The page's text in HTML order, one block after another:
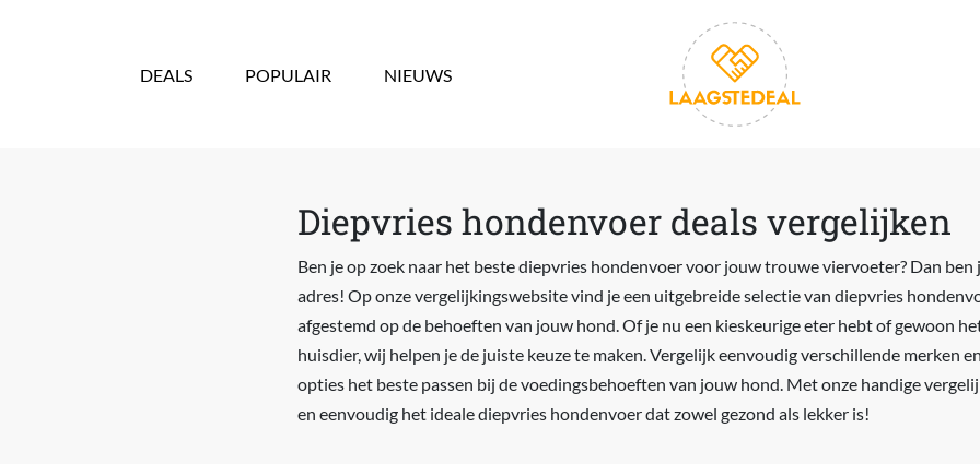
DEALS POPULAIR NIEUWS
Diepvries hondenvoer deals vergelijken
Ben je op zoek naar het beste diepvries hondenvoer voor jouw trouwe viervoeter? Dan ben
adres! Op onze vergelijkingswebsite vind je een uitgebreide selectie van diepvries
afgestemd op de behoeften van jouw hond. Of je nu een kieskeurige eter hebt of gewoon
huisdier, wij helpen je de juiste keuze te maken. Vergelijk eenvoudig verschillende merken
opties het beste passen bij de voedingsbehoeften van jouw hond. Met onze handige
en eenvoudig het ideale diepvries hondenvoer dat zowel gezond als lekker is!